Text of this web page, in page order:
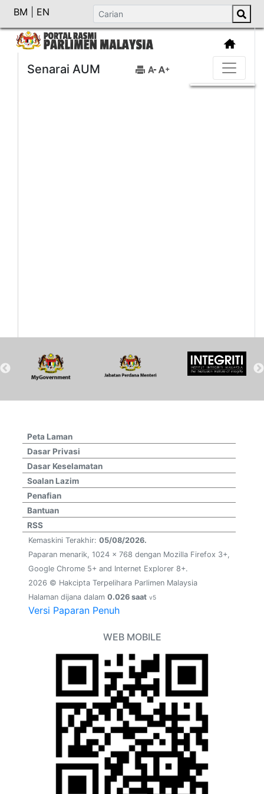
BM EN
Senarai AUM
Peta Laman
Dasar Privasi
Dasar Keselamatan
Soalan Lazim
Penafian
Bantuan
RSS
Kemaskini Terakhir: 05/08/2026.
Paparan menarik, 1024 x 768 dengan Mozilla Firefox 3+,
Google Chrome 5+ and Internet Explorer 8+.
2026 © Hakcipta Terpelihara Parlimen Malaysia
Halaman dijana dalam 0.026 saat v5
Versi Paparan Penuh
WEB MOBILE